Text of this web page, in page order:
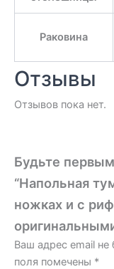
Раковина
Отзывы
Отзывов пока нет.
Будьте
“Напольная
ножках и с
Ваш адрес email не
поля помечены *